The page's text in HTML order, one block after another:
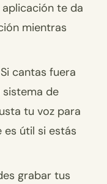
te da
mientras
Si cantas fuera
de
tu voz para
es útil si estás
grabar tus